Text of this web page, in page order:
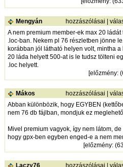
Mengyán hozzászólásai
A nem premium member-ek max 20
.loc-ban. Nekem pl 76 részletben jönne
korábban jól látható helyen volt, mintha
20 láda helyett 500-at is le tudsz tölteni
.loc helyett.
[előzmény:
Mákos hozzászólásai
Abban különbözik, hogy EGYBEN
nem 76 db fájlban, mondjuk ez
Mivel premium vagyok, így nem látom,
hogy gpx-ben egyben enged-e a nem
[előzmény:
Laczy76 hozzászólásai